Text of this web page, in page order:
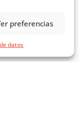
preferencias
datos